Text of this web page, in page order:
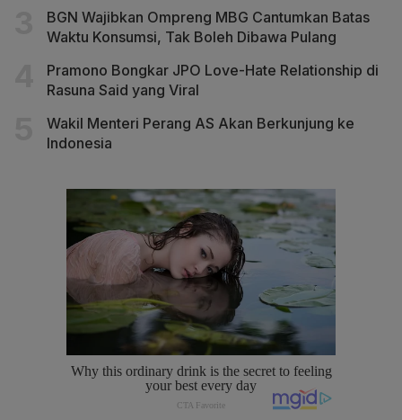
BGN Wajibkan Ompreng MBG Cantumkan Batas
Waktu Konsumsi, Tak Boleh Dibawa Pulang
Pramono Bongkar JPO Love-Hate Relationship di
Rasuna Said yang Viral
Wakil Menteri Perang AS Akan Berkunjung ke
Indonesia